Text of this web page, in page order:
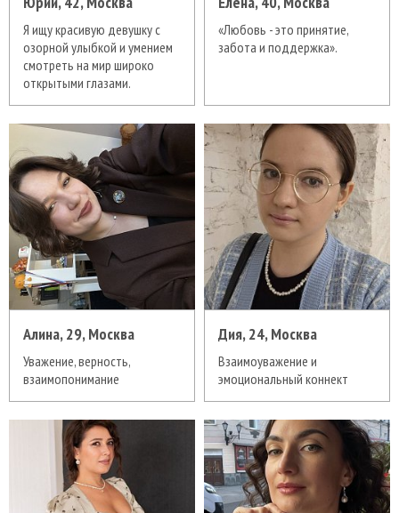
Я ищу красивую девушку с
озорной улыбкой и умением
смотреть на мир широко
открытыми глазами.
«Любовь - это принятие,
забота и поддержка».
Алина, 29, Москва
Уважение, верность,
взаимопонимание
Дия, 24, Москва
Взаимоуважение и
эмоциональный коннект